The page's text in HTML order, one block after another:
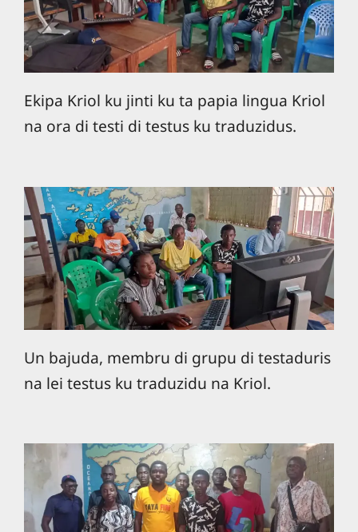
Ekipa Kriol ku jinti ku ta papia lingua Kriol
na ora di testi di testus ku traduzidus.
Un bajuda, membru di grupu di testaduris
na lei testus ku traduzidu na Kriol.